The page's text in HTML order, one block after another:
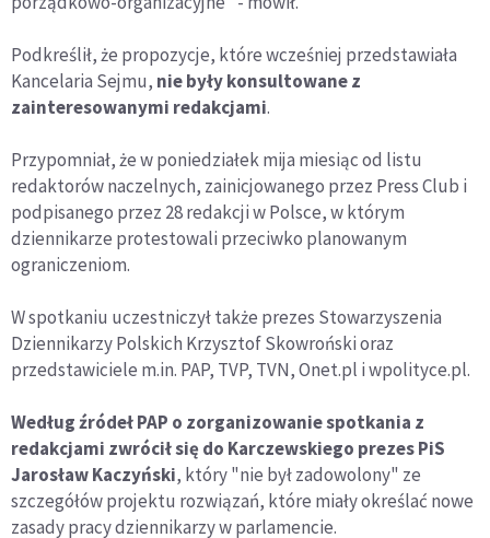
Podkreślił, że propozycje, które wcześniej przedstawiała
Kancelaria Sejmu, nie były konsultowane z
zainteresowanymi redakcjami.
Przypomniał, że w poniedziałek mija miesiąc od listu
redaktorów naczelnych, zainicjowanego przez Press Club i
podpisanego przez 28 redakcji w Polsce, w którym
dziennikarze protestowali przeciwko planowanym
ograniczeniom.
W spotkaniu uczestniczył także prezes Stowarzyszenia
Dziennikarzy Polskich Krzysztof Skowroński oraz
przedstawiciele m.in. PAP, TVP, TVN, Onet.pl i wpolityce.pl.
Według źródeł PAP o zorganizowanie spotkania z
redakcjami zwrócił się do Karczewskiego prezes PiS
Jarosław Kaczyński, który "nie był zadowolony" ze
szczegółów projektu rozwiązań, które miały określać nowe
zasady pracy dziennikarzy w parlamencie.